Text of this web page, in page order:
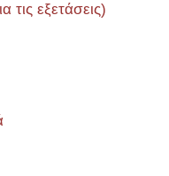
τις εξετάσεις)